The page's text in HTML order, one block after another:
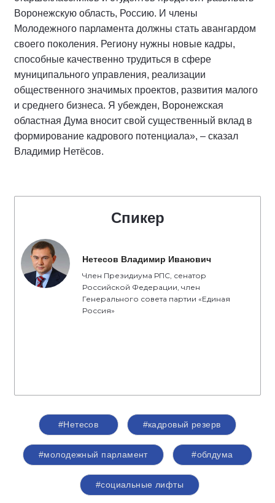
Воронежскую область, Россию. И члены
Молодежного парламента должны стать авангардом
своего поколения. Региону нужны новые кадры,
способные качественно трудиться в сфере
муниципального управления, реализации
общественного значимых проектов, развития малого
и среднего бизнеса. Я убежден, Воронежская
областная Дума вносит свой существенный вклад в
формирование кадрового потенциала», – сказал
Владимир Нетёсов.
Спикер
Нетесов Владимир Иванович
Член Президиума РПС, сенатор
Российской Федерации, член
Генерального совета партии «Единая
Россия»
#Нетесов #кадровый резерв
#молодежный парламент #облдума
#социальные лифты